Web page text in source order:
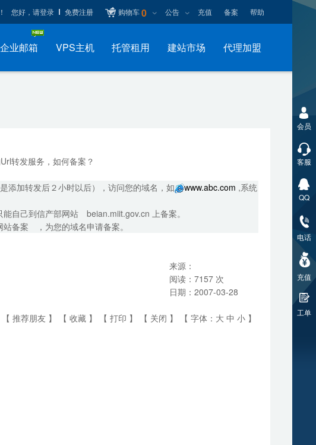
您好，请登录 免费注册 购物车0 公告 充值 备案 帮助
企业邮箱 VPS主机 托管租用 建站市场 代理加盟
转发服务，如何备案？
添加转发后２小时以后），访问您的域名，如
www.abc.com ,系统
自己到信产部网站 beian.miit.gov.cn 上备案。
备案 ，为您的域名申请备案。
来源：
阅读： 7157 次
日期： 2007-03-28
推荐朋友 】 【 收藏 】 【 打印 】 【 关闭 】 【 字体： 大 中 小 】
会员
客服
QQ
电话
充值
工单